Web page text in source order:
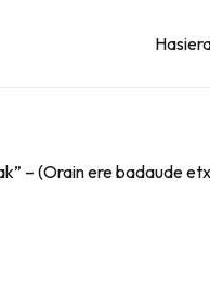
– (Orain ere badaude